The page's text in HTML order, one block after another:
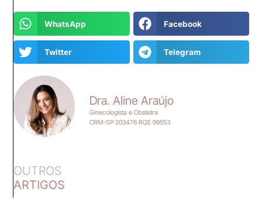
WhatsApp Facebook
Twitter Telegram
Dra. Aline Araújo
Ginecologista e Obstetra
CRM-SP 203476 RQE 99553
OUTROS
ARTIGOS